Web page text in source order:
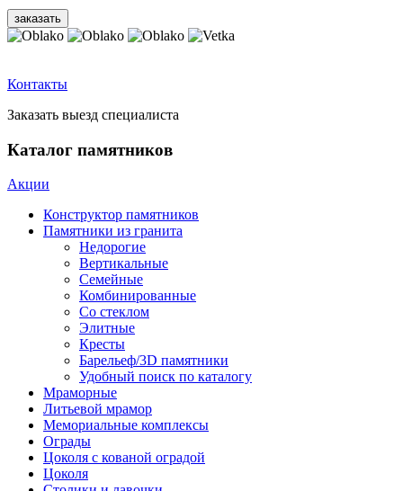
Контакты
Заказать выезд специалиста
Каталог памятников
Акции
Конструктор памятников
Памятники из гранита
Недорогие
Вертикальные
Семейные
Комбинированные
Со стеклом
Элитные
Кресты
Барельеф/3D памятники
Удобный поиск по каталогу
Мраморные
Литьевой мрамор
Мемориальные комплексы
Ограды
Цоколя с кованой оградой
Цоколя